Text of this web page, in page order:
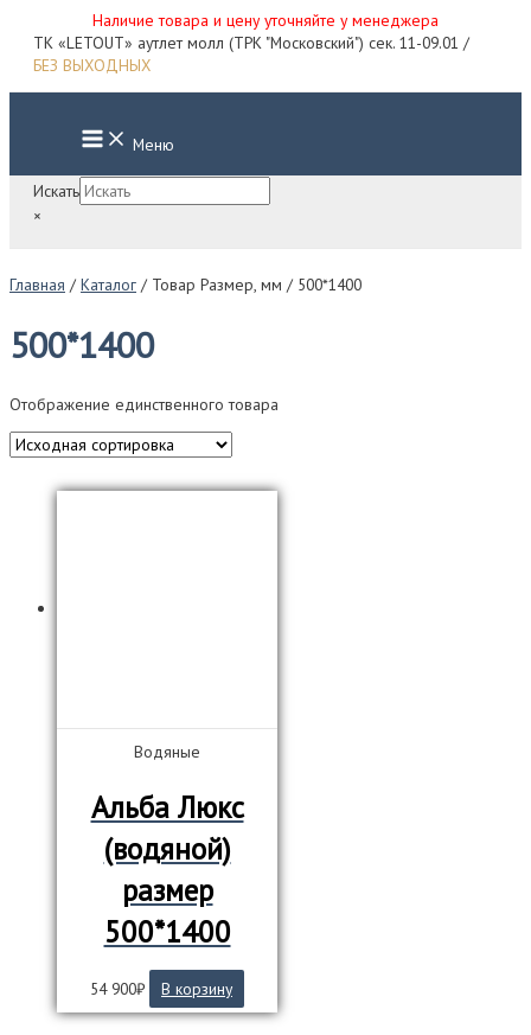
Наличие товара и цену уточняйте у менеджера
Перейти
ТК «LETOUT» аутлет молл (ТРК "Московский") сек. 11-09.01 /
БЕЗ ВЫХОДНЫХ
Main
Menu Меню
Искать
×
Главная / Каталог / Товар Размер, мм / 500*1400
500*1400
Отображение единственного товара
Водяные
Альба Люкс
(водяной)
размер
500*1400
54 900₽ В корзину